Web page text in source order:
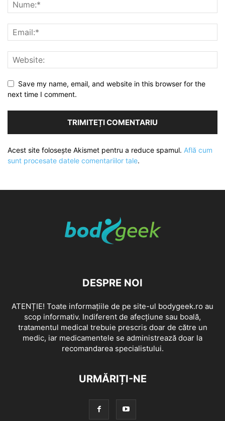
Save my name, email, and website in this browser for the
next time I comment.
Acest site folosește Akismet pentru a reduce spamul. Află cum
sunt procesate datele comentariilor tale.
DESPRE NOI
ATENȚIE! Toate informațiile de pe site-ul bodygeek.ro au
scop informativ. Indiferent de afecțiune sau boală,
tratamentul medical trebuie prescris doar de către un
medic, iar medicamentele se administrează doar la
recomandarea specialistului.
URMĂRIȚI-NE